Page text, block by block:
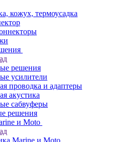
кожух, термоусадка
решения
усилители
проводка и адаптеры
акустика
сабвуферы
решения
и Moto
Marine и Moto